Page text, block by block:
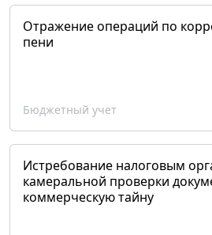
Отражение операций по
пени
Бюджетный учет
Истребование налоговым
камеральной проверки
коммерческую тайну